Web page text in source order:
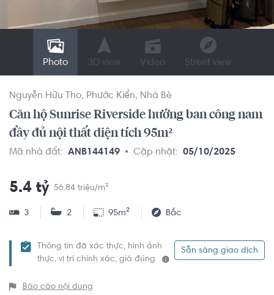
Photo 3D view Video Street view
Nguyễn Hữu Thọ Phước Kiển Nhà Bè
Căn hộ Sunrise Riverside hướng ban công nam
đầy đủ nội thất diện tích 95m²
Mã nhà đất: ANB144149 Cập nhật: 05/10/2025
5.4 tỷ 56.84 triệu/m²
3 2 95m² Bắc
Thông tin đã xác thực, hình ảnh
thực, vị trí chính xác, giá đúng
Sẵn sàng giao dịch
Báo cáo nội dung